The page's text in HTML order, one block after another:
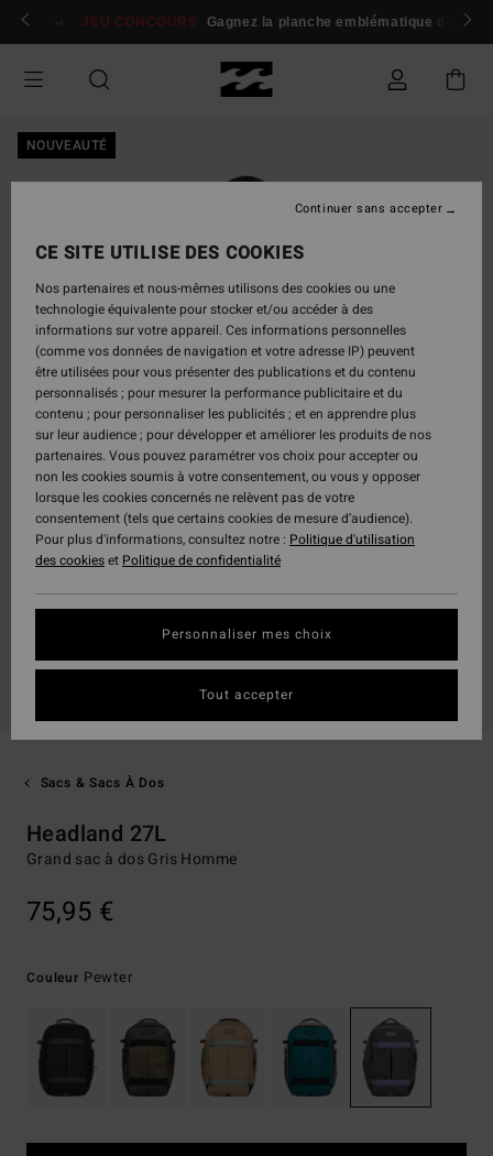
Passer
Se connecter / s'inscrire
JEU CONCOURS Gagnez la planche emblématique d'Andy
NOUVEAUTÉ
Sacs & Sacs À Dos
Headland 27L
Grand sac à dos Gris Homme
75,95 €
Couleur Pewter
CE SITE UTILISE DES COOKIES
Nos partenaires et nous-mêmes utilisons des cookies ou une
technologie équivalente pour stocker et/ou accéder à des
informations sur votre appareil. Ces informations personnelles
(comme vos données de navigation et votre adresse IP) peuvent
être utilisées pour vous présenter des publications et du contenu
personnalisés ; pour mesurer la performance publicitaire et du
contenu ; pour personnaliser les publicités ; et en apprendre plus
sur leur audience ; pour développer et améliorer les produits de nos
partenaires. Vous pouvez paramétrer vos choix pour accepter ou
non les cookies soumis à votre consentement, ou vous y opposer
lorsque les cookies concernés ne relèvent pas de votre
consentement (tels que certains cookies de mesure d’audience).
Pour plus d'informations, consultez notre : Politique d'utilisation
des cookieset Politique de confidentialité
Personnaliser mes choix
Continuer sans accepter
Tout accepter